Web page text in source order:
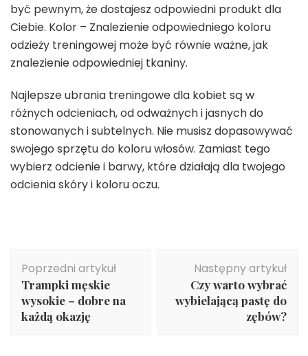
być pewnym, że dostajesz odpowiedni produkt dla
Ciebie. Kolor – Znalezienie odpowiedniego koloru
odzieży treningowej może być równie ważne, jak
znalezienie odpowiedniej tkaniny.
Najlepsze ubrania treningowe dla kobiet są w
różnych odcieniach, od odważnych i jasnych do
stonowanych i subtelnych. Nie musisz dopasowywać
swojego sprzętu do koloru włosów. Zamiast tego
wybierz odcienie i barwy, które działają dla twojego
odcienia skóry i koloru oczu.
wpisu
Poprzedni artykuł
Trampki męskie
wysokie – dobre na
każdą okazję
Następny artykuł
Czy warto wybrać
wybielającą pastę do
zębów?